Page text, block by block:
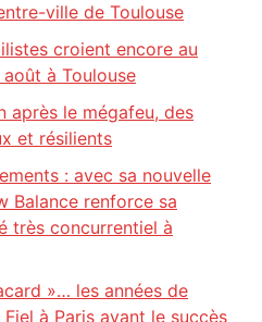
ville de Toulouse
croient encore au
à Toulouse
après le mégafeu, des
et résilients
: avec sa nouvelle
Balance renforce sa
très concurrentiel à
»… les années de
à Paris avant le succès